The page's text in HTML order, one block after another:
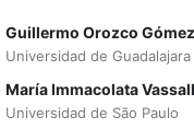
Guillermo Orozco Gómez
Universidad de Guadalajara
María Immacolata
Universidad de São Paulo